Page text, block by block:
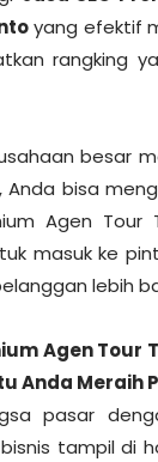
yang efektif
rangking
besar
bisa
Agen Tour
masuk ke
lebih
Agen Tour
Anda Meraih
pasar
tampil di